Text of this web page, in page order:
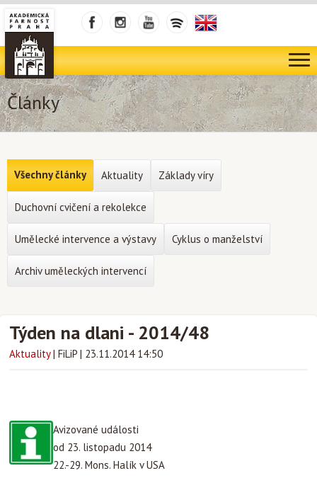
Články
Týden na dlani - 2014/48
Aktuality | FiLiP | 23.11.2014 14:50
Avizované události
od 23. listopadu 2014
22.-29. Mons. Halík v USA
Všechny články Aktuality Základy víry
Duchovní cvičení a rekolekce
Umělecké intervence a výstavy Cyklus o manželství
Archiv uměleckých intervencí